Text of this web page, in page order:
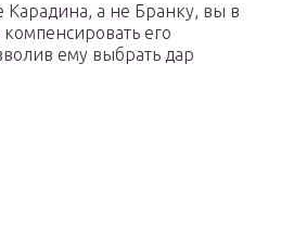
Карадина, а не Бранку, вы в
его
ему выбрать дар